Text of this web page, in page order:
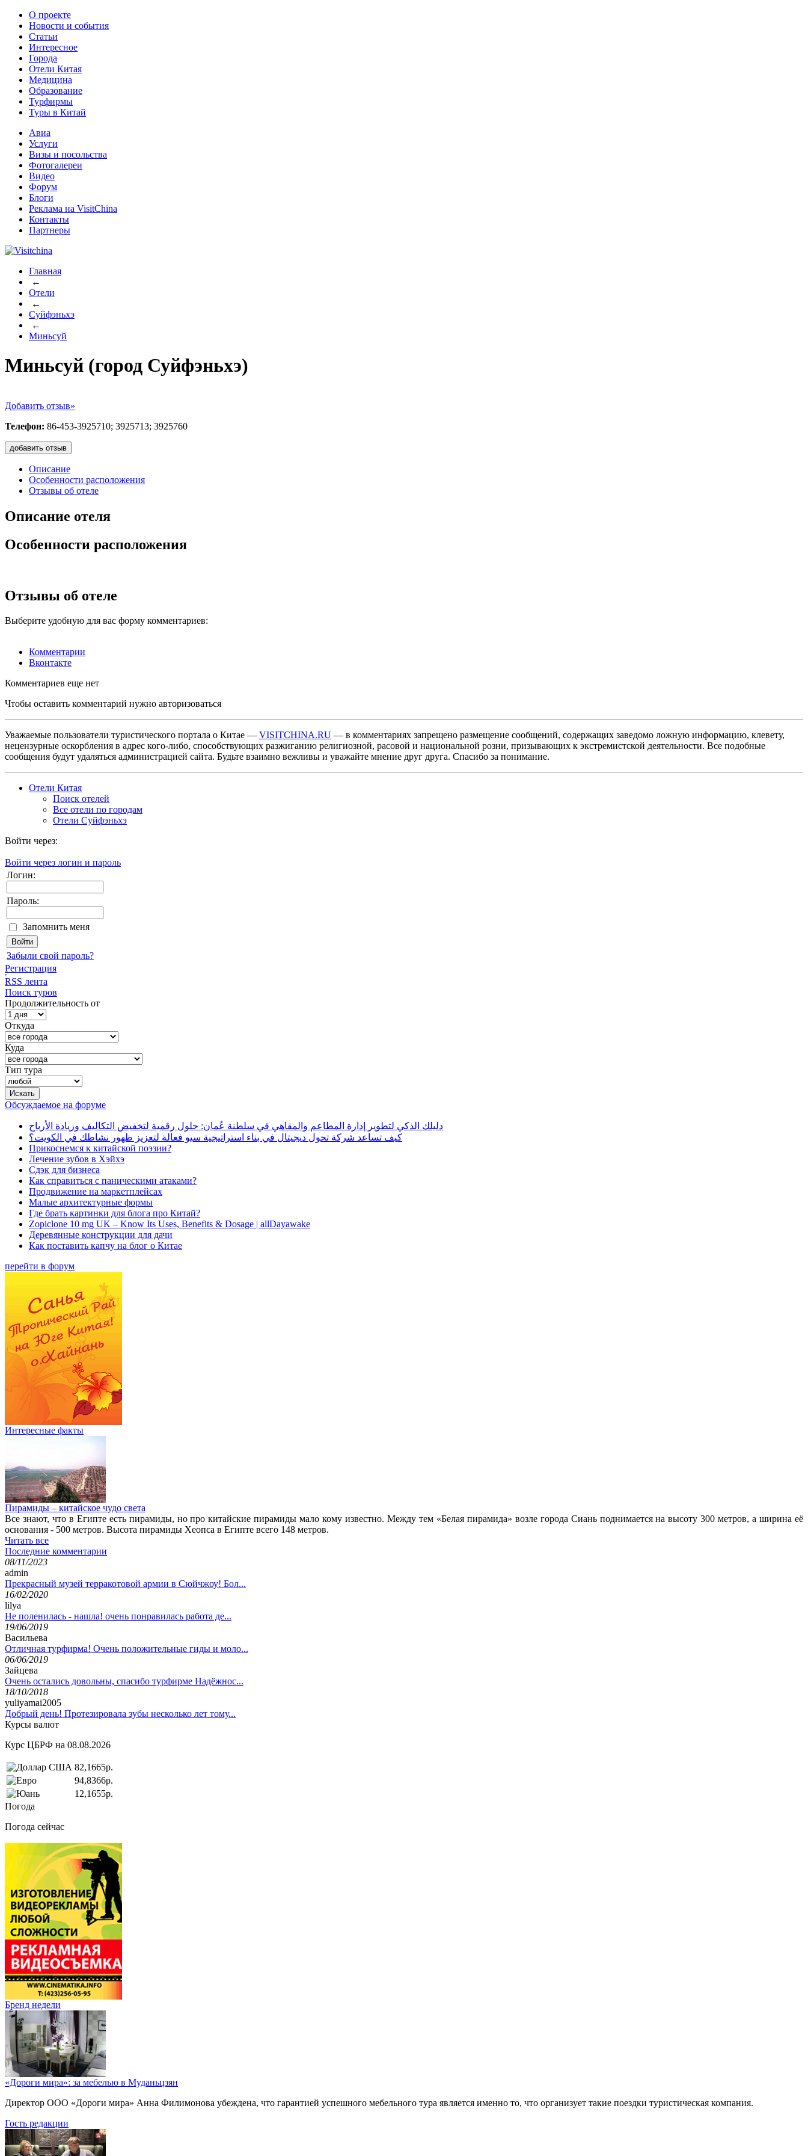
О проекте
Новости и события
Статьи
Интересное
Города
Отели Китая
Медицина
Образование
Турфирмы
Туры в Китай
Авиа
Услуги
Визы и посольства
Фотогалереи
Видео
Форум
Блоги
Реклама на VisitChina
Контакты
Партнеры
Главная
←
Отели
←
Суйфэньхэ
←
Миньсуй
Миньсуй (город Суйфэньхэ)
Добавить отзыв»
Телефон: 86-453-3925710; 3925713; 3925760
добавить отзыв
Описание
Особенности расположения
Отзывы об отеле
Описание отеля
Особенности расположения
Отзывы об отеле
Выберите удобную для вас форму комментариев:
Комментарии
Вконтакте
Комментариев еще нет
Чтобы оставить комментарий нужно авторизоваться
Уважаемые пользователи туристического портала о Китае — VISITCHINA.RU — в комментариях запрещено размещение сообщений, содержащих заведомо ложную информацию, клевету,
нецензурные оскорбления в адрес кого-либо, способствующих разжиганию религиозной, расовой и национальной розни, призывающих к экстремистской деятельности. Все подобные
сообщения будут удаляться администрацией сайта. Будьте взаимно вежливы и уважайте мнение друг друга. Спасибо за понимание.
Отели Китая
Поиск отелей
Все отели по городам
Отели Суйфэньхэ
Войти через:
Войти через логин и пароль
Логин:
Пароль:
Запомнить меня
Забыли свой пароль?
Регистрация
RSS лента
Поиск туров
Продолжительность от
Откуда
Куда
Тип тура
Обсуждаемое на форуме
دليلك الذكي لتطوير إدارة المطاعم والمقاهي في سلطنة عُمان: حلول رقمية لتخفيض التكاليف وزيادة الأرباح
كيف تساعد شركة تحول ديجيتال في بناء استراتيجية سيو فعالة لتعزيز ظهور نشاطك في الكويت؟
Прикоснемся к китайской поэзии?
Лечение зубов в Хэйхэ
Сдэк для бизнеса
Как справиться с паническими атаками?
Продвижение на маркетплейсах
Малые архитектурные формы
Где брать картинки для блога про Китай?
Zopiclone 10 mg UK – Know Its Uses, Benefits & Dosage | allDayawake
Деревянные конструкции для дачи
Как поставить капчу на блог о Китае
перейти в форум
Интересные факты
Пирамиды – китайское чудо света
Все знают, что в Египте есть пирамиды, но про китайские пирамиды мало кому известно. Между тем «Белая пирамида» возле города Сиань поднимается на высоту 300 метров, а ширина её
основания - 500 метров. Высота пирамиды Хеопса в Египте всего 148 метров.
Читать все
Последние комментарии
08/11/2023
admin
Прекрасный музей терракотовой армии в Сюйчжоу! Бол...
16/02/2020
lilya
Не поленилась - нашла! очень понравилась работа де...
19/06/2019
Васильева
Отличная турфирма! Очень положительные гиды и моло...
06/06/2019
Зайцева
Очень остались довольны, спасибо турфирме Надёжнос...
18/10/2018
yuliyamai2005
Добрый день! Протезировала зубы несколько лет тому...
Курсы валют
Курс ЦБРФ на 08.08.2026
82,1665р.
94,8366р.
12,1655р.
Погода
Погода сейчас
Бренд недели
«Дороги мира»: за мебелью в Муданьцзян
Директор ООО «Дороги мира» Анна Филимонова убеждена, что гарантией успешного мебельного тура является именно то, что организует такие поездки туристическая компания.
Гость редакции